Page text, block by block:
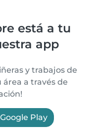
está a tu
app
y trabajos de
área a través de
Google Play